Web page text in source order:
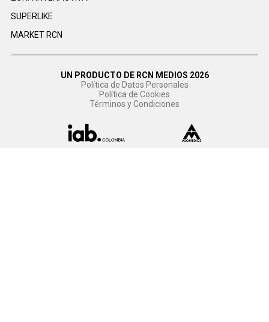
SUPERLIKE
MARKET RCN
UN PRODUCTO DE RCN MEDIOS 2026
Política de Datos Personales
Política de Cookies
Términos y Condiciones